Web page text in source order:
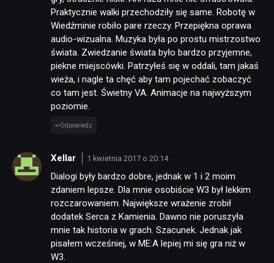
Praktycznie walki przechodziły się same. Robotę w
Wiedźminie robiło pare rzeczy. Przepiękna oprawa
audio-wizualna. Muzyka była po prostu mistrzostwo
świata. Zwiedzanie świata było bardzo przyjemne,
piekne miejscówki. Patrzyłeś się w oddali, tam jakaś
wieża, i nagle ta chęć aby tam pojechać zobaczyć
co tam jest. Świetny VA. Animacje na najwyższym
poziomie.
Odpowiedz
Xellar 1 kwietnia 2017 o 20:14
Dialogi były bardzo dobre, jednak w 1 i 2 moim
zdaniem lepsze. Dla mnie osobiście W3 był lekkim
rozczarowaniem. Największe wrażenie zrobił
dodatek Serca z Kamienia. Dawno nie poruszyła
mnie tak historia w grach. Szacunek. Jednak jak
pisałem wcześniej, w ME:A lepiej mi się gra niż w
W3.